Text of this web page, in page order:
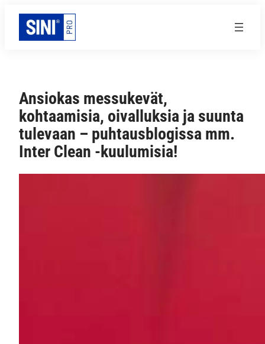
Siirry
sisältöön
Ansiokas messukevät,
kohtaamisia, oivalluksia ja suunta
tulevaan – puhtausblogissa mm.
Inter Clean -kuulumisia!